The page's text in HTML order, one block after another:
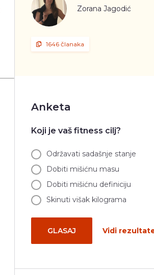
Zorana Jagodić
1646 članaka
Anketa
Koji je vaš fitness cilj?
Održavati sadašnje stanje
Dobiti mišićnu masu
Dobiti mišićnu definiciju
Skinuti višak kilograma
GLASAJ Vidi